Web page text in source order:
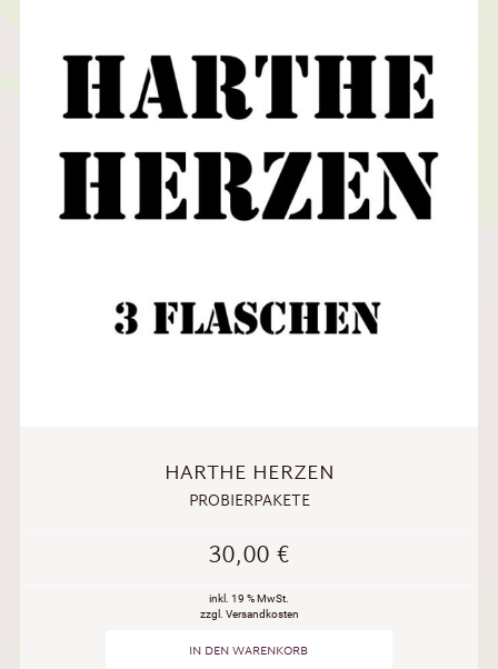
HARTHE HERZEN
PROBIERPAKETE
30,00€
inkl. 19 % MwSt.
zzgl. Versandkosten
IN DEN WARENKORB